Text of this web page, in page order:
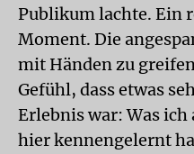
Publikum lachte. Ein
Moment. Die
mit Händen zu
Gefühl, dass etwas
Erlebnis war: Was ich
hier kennengelernt